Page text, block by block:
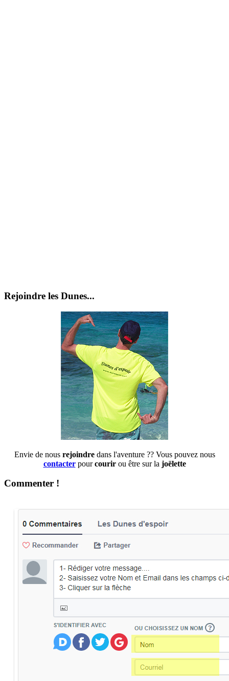
Rejoindre les Dunes...
Envie de nous rejoindre dans l'aventure ?? Vous pouvez nous
contacterpourcourir ou être sur la joëlette
Commenter !